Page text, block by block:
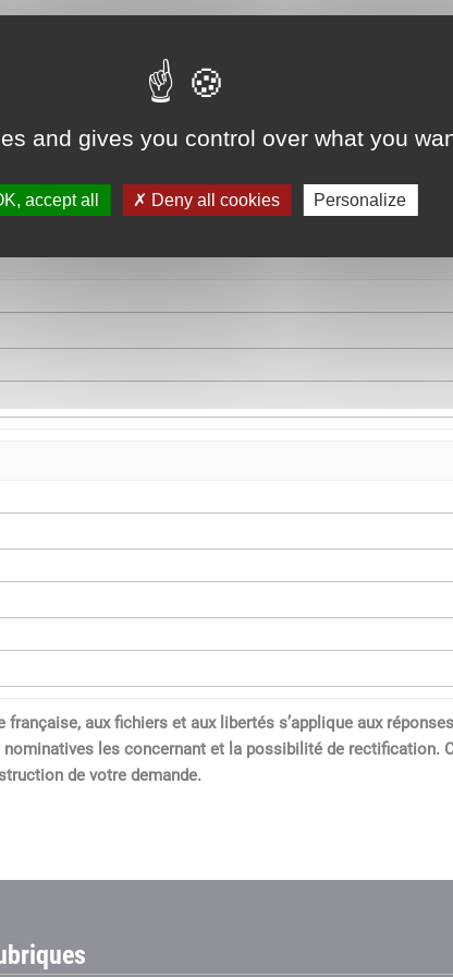
and gives you control over what you
accept all Deny all cookies Personalize
française, aux fichiers et aux libertés s’applique aux
les concernant et la possibilité de
de votre demande.